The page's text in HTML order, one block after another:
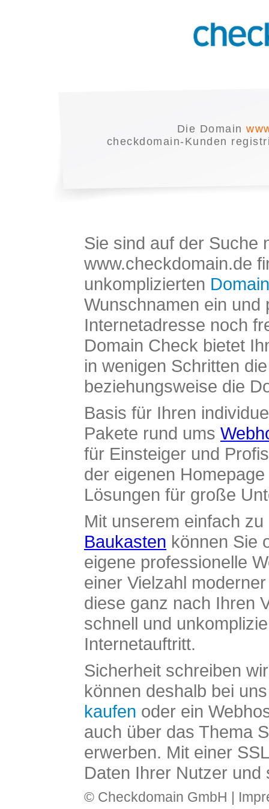
Die Domain
checkdomain-Kunden
Sie sind auf der Suche
www.checkdomain.de
unkomplizierten
Wunschnamen ein und
Internetadresse noch
Domain Check bietet
in wenigen Schritten
beziehungsweise die
Basis für Ihren
Pakete rund ums
für Einsteiger und
der eigenen
Lösungen für große
Mit unserem einfach
Baukasten können Sie
eigene professionelle
einer Vielzahl
diese ganz nach Ihren
schnell und
Internetauftritt.
Sicherheit schreiben
können deshalb bei
kaufen oder ein
auch über das Thema
erwerben. Mit einer
Daten Ihrer Nutzer und
© Checkdomain GmbH |